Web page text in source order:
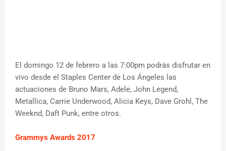
El domingo 12 de febrero a las 7:00pm podrás disfrutar en
vivo desde el Staples Center de Los Ángeles las
actuaciones de Bruno Mars, Adele, John Legend,
Metallica, Carrie Underwood, Alicia Keys, Dave Grohl, The
Weeknd, Daft Punk, entre otros.
Grammys Awards 2017